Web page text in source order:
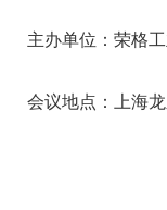
主办单位：荣格
会议地点：上海